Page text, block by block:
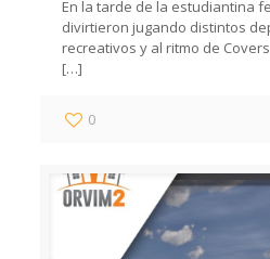
En la tarde de la estudiantina
divirtieron jugando distintos
recreativos y al ritmo de
[…]
0